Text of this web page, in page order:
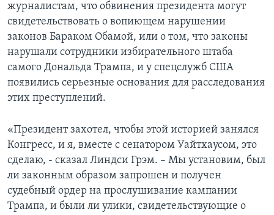
журналистам, что обвинения президента могут
свидетельствовать о вопиющем нарушении
законов Бараком Обамой, или о том, что законы
нарушали сотрудники избирательного штаба
самого Дональда Трампа, и у спецслужб США
появились серьезные основания для расследования
этих преступлений.
«Президент захотел, чтобы этой историей занялся
Конгресс, и я, вместе с сенатором Уайтхаусом, это
сделаю, - сказал Линдси Грэм. – Мы установим, был
ли законным образом запрошен и получен
судебный ордер на прослушивание кампании
Трампа, и были ли улики, свидетельствующие о